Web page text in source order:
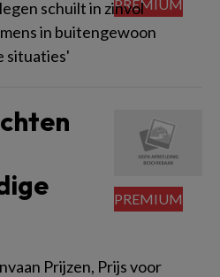
schuilt in zinvol
in buitengewoon
situaties'
Prijzen, Prijs voor